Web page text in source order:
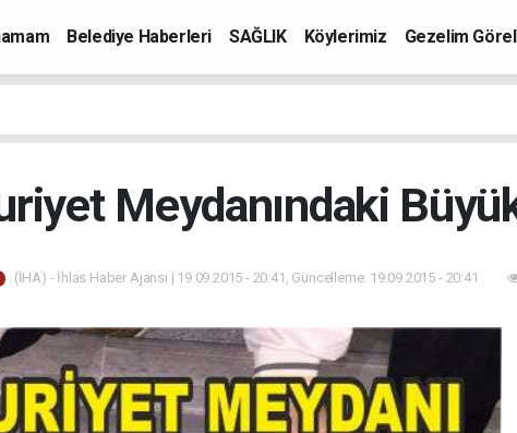
Belediye Haberleri SAĞLIK Köylerimiz Gezelim
Meydanındaki
(İHA) - İhlas Haber Ajansı | 19.09.2015 - 20:41, Güncelleme: 19.09.2015 - 20:41